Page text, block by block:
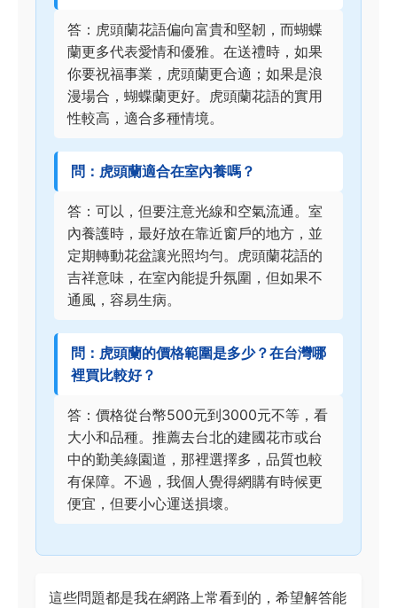
答：虎頭蘭花語偏向富貴和堅韌，而蝴蝶
蘭更多代表愛情和優雅。在送禮時，如果
你要祝福事業，虎頭蘭更合適；如果是浪
漫場合，蝴蝶蘭更好。虎頭蘭花語的實用
性較高，適合多種情境。
問：虎頭蘭適合在室內養嗎？
答：可以，但要注意光線和空氣流通。室
內養護時，最好放在靠近窗戶的地方，並
定期轉動花盆讓光照均勻。虎頭蘭花語的
吉祥意味，在室內能提升氛圍，但如果不
通風，容易生病。
問：虎頭蘭的價格範圍是多少？在台灣哪
裡買比較好？
答：價格從台幣500元到3000元不等，看
大小和品種。推薦去台北的建國花市或台
中的勤美綠園道，那裡選擇多，品質也較
有保障。不過，我個人覺得網購有時候更
便宜，但要小心運送損壞。
這些問題都是我在網路上常看到的，希望解答能